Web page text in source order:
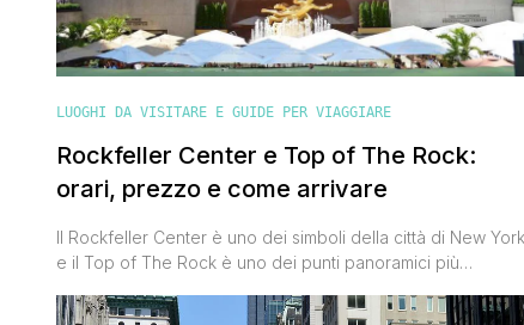
LUOGHI DA VISITARE E GUIDE PER VIAGGIARE
Rockfeller Center e Top of The Rock:
orari, prezzo e come arrivare
Il Rockfeller Center è uno dei simboli della città di New
e il Top of The Rock è uno dei punti panoramici più
e soprattutto lo avrai visto in tanti di quei film che la